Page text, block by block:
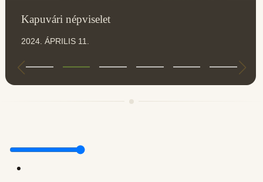
Kapuvári népviselet
2024. ÁPRILIS 11.